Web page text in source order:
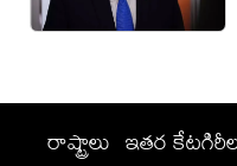
రాష్ట్రాలు ఇతర